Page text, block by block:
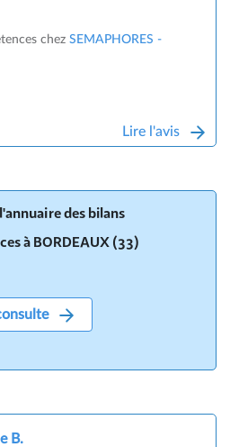
chez SEMAPHORES -
Lire l'avis
des bilans
à BORDEAUX (33)
B.